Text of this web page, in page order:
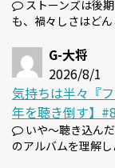
ストーンズは後
も、禍々しさはど
G-大将
2026/8/1
気持ちは半々『
年を聴き倒す】
いや～聴き込ん
のアルバムを理解